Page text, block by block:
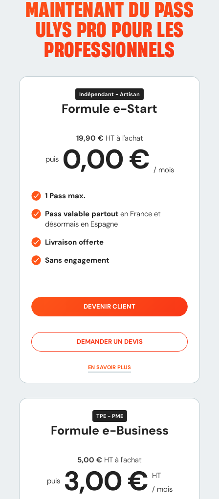
MAINTENANT DU PASS
ULYS PRO POUR LES
PROFESSIONNELS
Formule e-Start
Indépendant - Artisan
19,90 € HT à l'achat
puis 0,00 € / mois
1 Pass max.
Pass valable partouten France et
désormais en Espagne
Livraison offerte
Sans engagement
DEVENIR CLIENT
DEMANDER UN DEVIS
EN SAVOIR PLUS
Formule e-Business
TPE - PME
5,00 € HT à l'achat
puis 3,00€ HT
/ mois